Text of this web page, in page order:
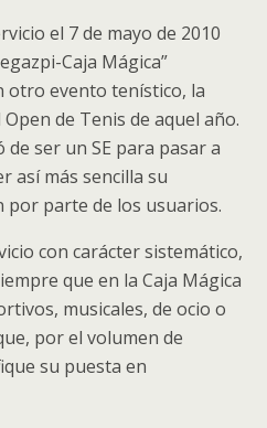
el 7 de mayo de 2010
Caja Mágica”
otro evento tenístico, la
de Tenis de aquel año.
de ser un SE para pasar a
así más sencilla su
por parte de los usuarios.
con carácter sistemático,
que en la Caja Mágica
musicales, de ocio o
por el volumen de
su puesta en